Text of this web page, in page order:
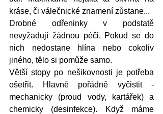
kráse, či válečnické znamení zůstane...
Drobné odřeninky v podstatě
nevyžadují žádnou péči. Pokud se do
nich nedostane hlína nebo cokoliv
jiného, tělo si pomůže samo.
Větší stopy po nešikovnosti je potřeba
ošetřit. Hlavně pořádně vyčistit -
mechanicky (proud vody, kartářek) a
chemicky (desinfekce). Když máme